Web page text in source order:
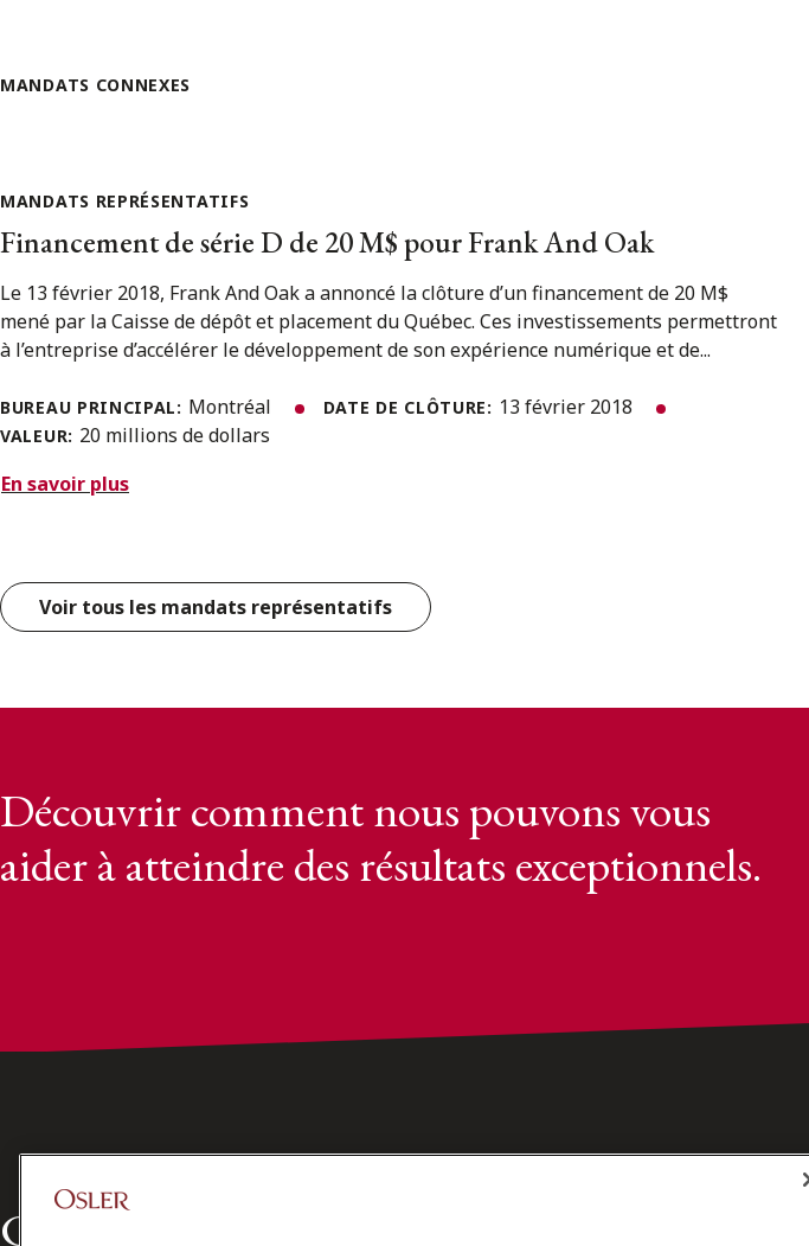
MANDATS CONNEXES
MANDATS REPRÉSENTATIFS
Financement de série D de 20 M$ pour Frank And Oak
Le 13 février 2018, Frank And Oak a annoncé la clôture d’un financement de 20 M$
mené par la Caisse de dépôt et placement du Québec. Ces investissements permettront
à l’entreprise d’accélérer le développement de son expérience numérique et de...
BUREAU PRINCIPAL: Montréal DATE DE CLÔTURE: 13 février 2018
VALEUR: 20 millions de dollars
En savoir plus
Voir tous les mandats représentatifs
Découvrir comment nous pouvons vous
aider à atteindre des résultats exceptionnels.
Chef de file dans le domaine du